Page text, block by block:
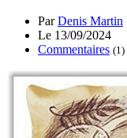
ParDenis Martin
Le 13/09/2024
Commentaires (1)